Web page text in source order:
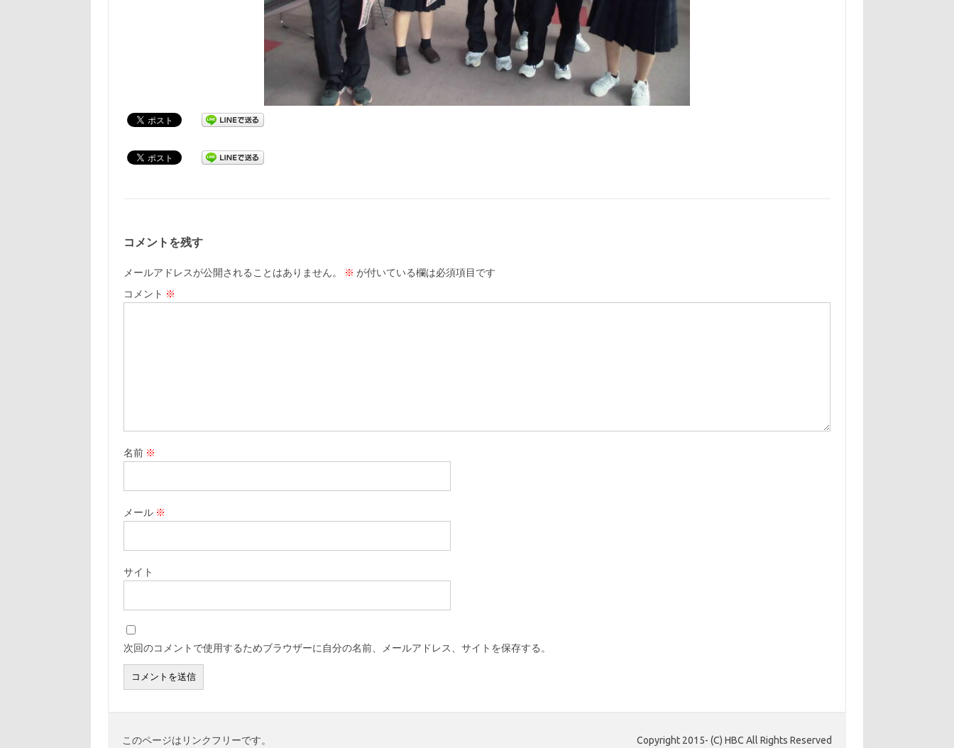
コメントを残す
メールアドレスが公開されることはありません。 ※ が付いている欄は必須項目です
コメント ※
名前 ※
メール ※
サイト
次回のコメントで使用するためブラウザーに自分の名前、メールアドレス、サイトを保存する。
このページはリンクフリーです。 Copyright 2015- (C) HBC All Rights Reserved